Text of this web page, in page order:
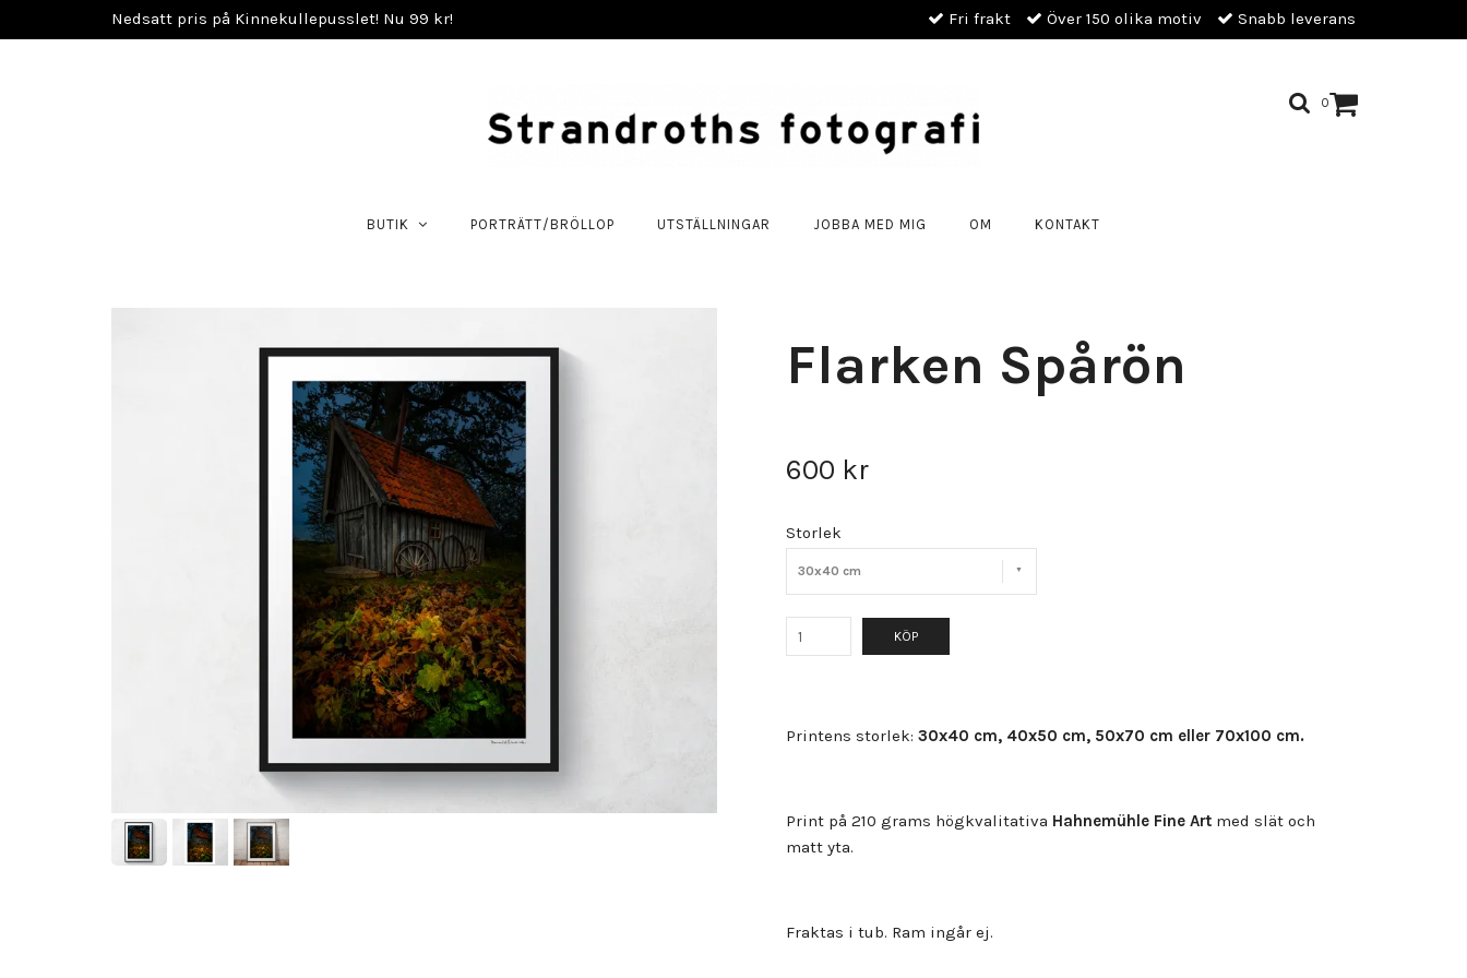
Nedsatt pris på Kinnekullepusslet! Nu 99 kr! Fri frakt Över 150 olika motiv Snabb leverans
0
BUTIK PORTRÄTT/BRÖLLOP UTSTÄLLNINGAR JOBBA MED MIG OM KONTAKT
Flarken Spårön
600 kr
Storlek
30x40 cm
KÖP
Printens storlek: 30x40 cm, 40x50 cm, 50x70 cm eller 70x100 cm.
Print på 210 grams högkvalitativa Hahnemühle Fine Art med slät och
matt yta.
Fraktas i tub. Ram ingår ej.